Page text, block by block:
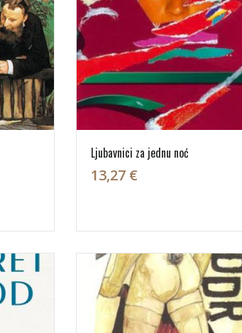
Ljubavnici za jednu noć
13,27 €